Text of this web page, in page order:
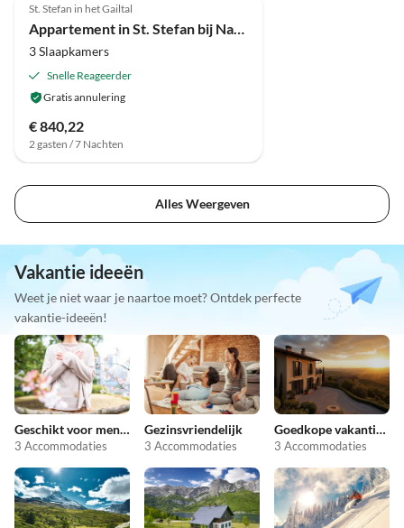
St. Stefan in het Gailtal
3 Slaapkamers
Snelle Reageerder
Gratis annulering
€ 840,22
2 gasten / 7 Nachten
Alles Weergeven
Vakantie ideeën
Weet je niet waar je naartoe moet? Ontdek perfecte
vakantie-ideeën!
Geschikt voor mensen met allergieën
3 Accommodaties
Gezinsvriendelijk
3 Accommodaties
Goedkope vakantieappartementen
3 Accommodaties